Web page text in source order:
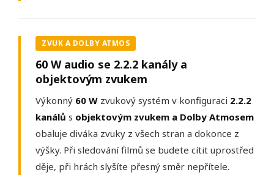
ZVUK A DOLBY ATMOS
60 W audio se 2.2.2 kanály a
objektovým zvukem
Výkonný 60 W zvukový systém v konfiguraci 2.2.2
kanálů s objektovým zvukem a Dolby Atmosem
obaluje diváka zvuky z všech stran a dokonce z
výšky. Při sledování filmů se budete cítit uprostřed
děje, při hrách slyšíte přesný směr nepřítele.